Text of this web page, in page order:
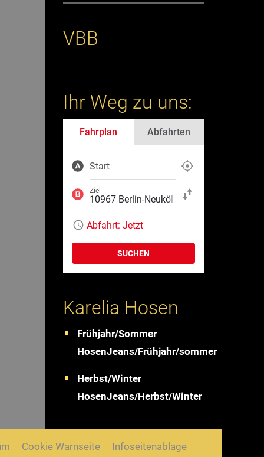
VBB
Ihr Weg zu uns:
Fahrplan Abfahrten
Start
Ziel
Start und Ziel tauschen
Abfahrt: Jetzt
SUCHEN
Karelia Hosen
Frühjahr/Sommer
HosenJeans/Frühjahr/sommer
Herbst/Winter
HosenJeans/Herbst/Winter
Cookie Warnseite Infoseitenablage